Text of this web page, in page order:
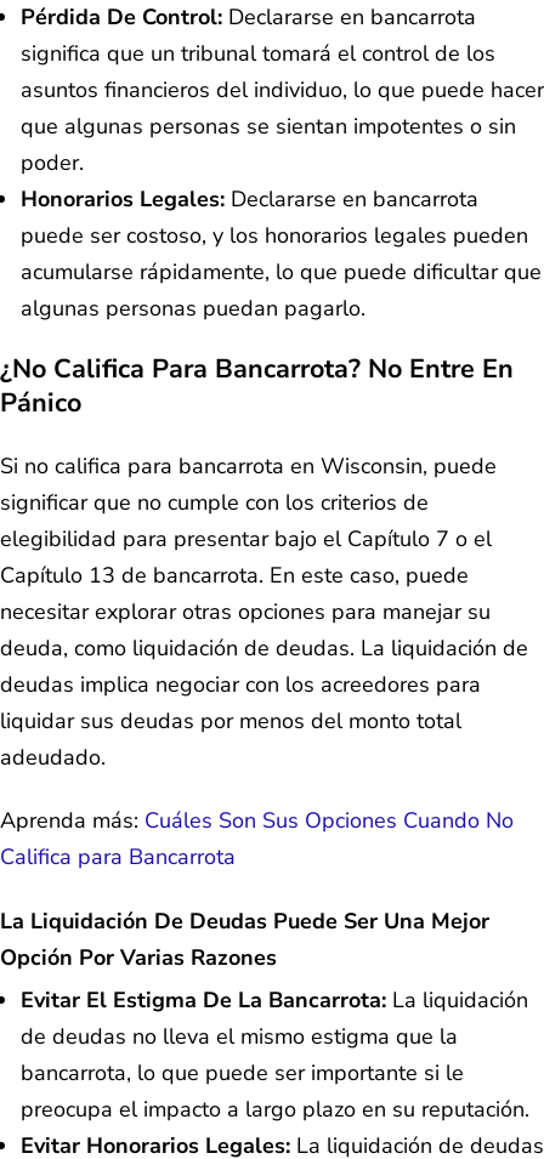
Pérdida De Control: Declararse en bancarrota
significa que un tribunal tomará el control de los
asuntos financieros del individuo, lo que puede hacer
que algunas personas se sientan impotentes o sin
poder.
Honorarios Legales: Declararse en bancarrota
puede ser costoso, y los honorarios legales pueden
acumularse rápidamente, lo que puede dificultar que
algunas personas puedan pagarlo.
¿No Califica Para Bancarrota? No Entre En
Pánico
Si no califica para bancarrota en Wisconsin, puede
significar que no cumple con los criterios de
elegibilidad para presentar bajo el Capítulo 7 o el
Capítulo 13 de bancarrota. En este caso, puede
necesitar explorar otras opciones para manejar su
deuda, como liquidación de deudas. La liquidación de
deudas implica negociar con los acreedores para
liquidar sus deudas por menos del monto total
adeudado.
Aprenda más: Cuáles Son Sus Opciones Cuando No
Califica para Bancarrota
La Liquidación De Deudas Puede Ser Una Mejor
Opción Por Varias Razones
Evitar El Estigma De La Bancarrota: La liquidación
de deudas no lleva el mismo estigma que la
bancarrota, lo que puede ser importante si le
preocupa el impacto a largo plazo en su reputación.
Evitar Honorarios Legales: La liquidación de deudas